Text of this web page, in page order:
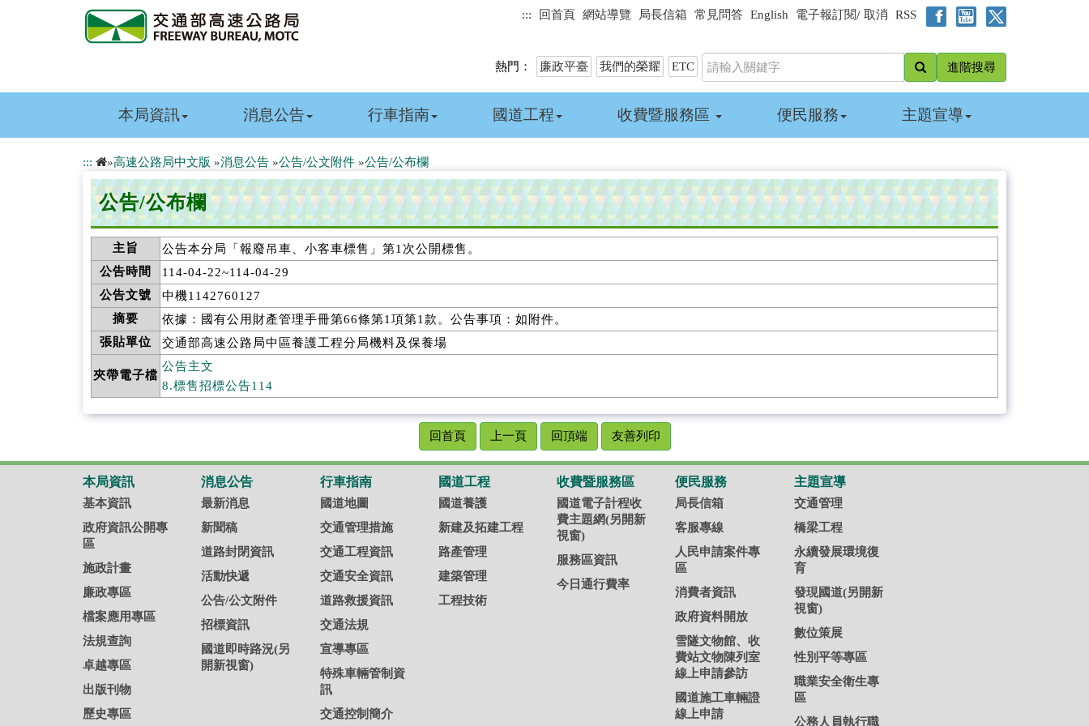
容
::: 回首頁 網站導覽 局長信箱 常見問答 English 電子報訂閱/ 取消 RSS
熱門： 廉政平臺 我們的榮耀 ETC 進階搜尋
本局資訊 消息公告 行車指南 國道工程 收費暨服務區 便民服務 主題宣導
::: »高速公路局中文版 »消息公告 »公告/公文附件 »公告/公布欄
公告/公布欄
主旨
公告本分局「報廢吊車、小客車標售」第1次公開標售。
公告時間
114-04-22~114-04-29
公告文號
中機1142760127
摘要
依據：國有公用財產管理手冊第66條第1項第1款。公告事項：如附件。
張貼單位
交通部高速公路局中區養護工程分局機料及保養場
夾帶電子檔
公告主文
8.標售招標公告114
回首頁 上一頁 回頂端 友善列印
本局資訊
基本資訊
政府資訊公開專
區
施政計畫
廉政專區
檔案應用專區
法規查詢
卓越專區
出版刊物
歷史專區
消息公告
最新消息
新聞稿
道路封閉資訊
活動快遞
公告/公文附件
招標資訊
國道即時路況(另
開新視窗)
行車指南
國道地圖
交通管理措施
交通工程資訊
交通安全資訊
道路救援資訊
交通法規
宣導專區
特殊車輛管制資
訊
交通控制簡介
國道工程
國道養護
新建及拓建工程
路產管理
建築管理
工程技術
收費暨服務區
國道電子計程收
費主題網(另開新
視窗)
服務區資訊
今日通行費率
便民服務
局長信箱
客服專線
人民申請案件專
區
消費者資訊
政府資料開放
雪隧文物館、收
費站文物陳列室
線上申請參訪
國道施工車輛證
線上申請
主題宣導
交通管理
橋梁工程
永續發展環境復
育
發現國道(另開新
視窗)
數位策展
性別平等專區
職業安全衛生專
區
公務人員執行職